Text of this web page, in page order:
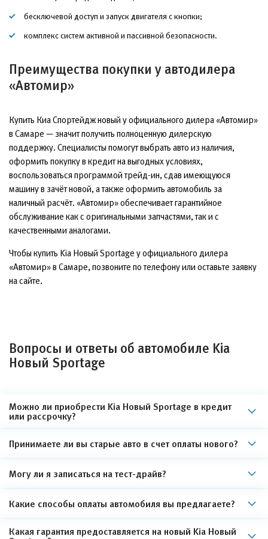
бесключевой доступ и запуск двигателя с кнопки;
комплекс систем активной и пассивной безопасности.
Преимущества покупки у автодилера
«Автомир»
Купить Киа Спортейдж новый у официального дилера «Автомир»
в Самаре — значит получить полноценную дилерскую
поддержку. Специалисты помогут выбрать авто из наличия,
оформить покупку в кредит на выгодных условиях,
воспользоваться программой трейд-ин, сдав имеющуюся
машину в зачёт новой, а также оформить автомобиль за
наличный расчёт. «Автомир» обеспечивает гарантийное
обслуживание как с оригинальными запчастями, так и с
качественными аналогами.
Чтобы купить Kia Новый Sportage у официального дилера
«Автомир» в Самаре, позвоните по телефону или оставьте заявку
на сайте.
Вопросы и ответы об автомобиле Kia
Новый Sportage
Можно ли приобрести Kia Новый Sportage в кредит
или рассрочку?
Принимаете ли вы старые авто в счет оплаты нового?
Могу ли я записаться на тест-драйв?
Какие способы оплаты автомобиля вы предлагаете?
Какая гарантия предоставляется на новый Kia Новый